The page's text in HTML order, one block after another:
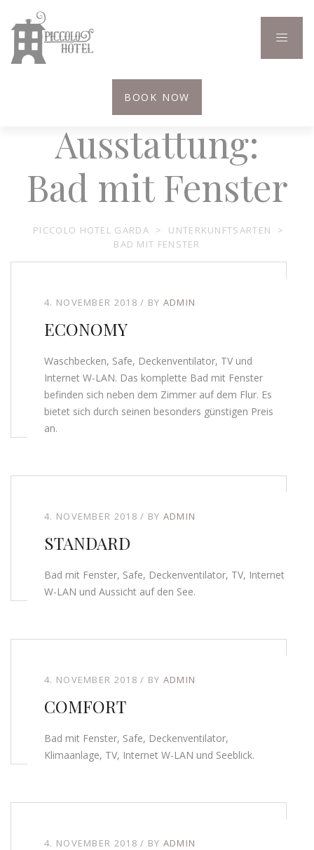
BOOK NOW
Ausstattung:
Bad mit Fenster
PICCOLO HOTEL GARDA > UNTERKUNFTSARTEN
>
BAD MIT FENSTER
4. NOVEMBER 2018 BY ADMIN
ECONOMY
Waschbecken, Safe, Deckenventilator, TV und
Internet W-LAN. Das komplette Bad mit Fenster
befinden sich neben dem Zimmer auf dem Flur. Es
bietet sich durch seinen besonders günstigen Preis
an.
4. NOVEMBER 2018 BY ADMIN
STANDARD
Bad mit Fenster, Safe, Deckenventilator, TV, Internet
W-LAN und Aussicht auf den See.
4. NOVEMBER 2018 BY ADMIN
COMFORT
Bad mit Fenster, Safe, Deckenventilator,
Klimaanlage, TV, Internet W-LAN und Seeblick.
4. NOVEMBER 2018 BY ADMIN